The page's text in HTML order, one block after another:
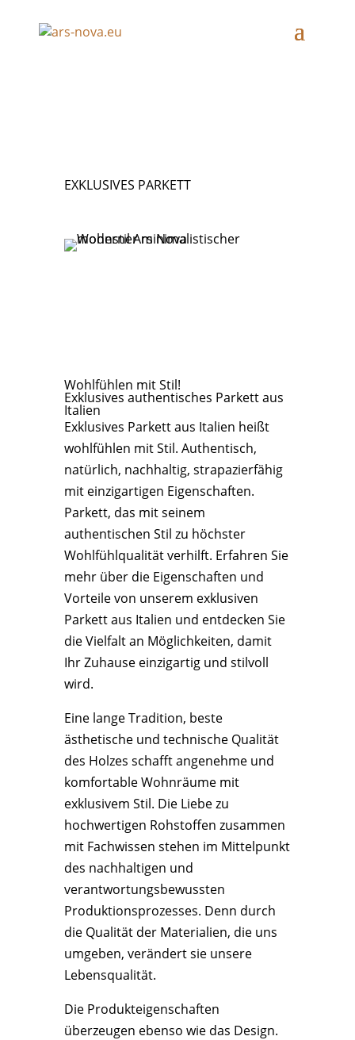
EXKLUSIVES PARKETT
Wohlfühlen mit Stil!
Exklusives authentisches Parkett aus
Italien
Exklusives Parkett aus Italien heißt
wohlfühlen mit Stil. Authentisch,
natürlich, nachhaltig, strapazierfähig
mit einzigartigen Eigenschaften.
Parkett, das mit seinem
authentischen Stil zu höchster
Wohlfühlqualität verhilft. Erfahren Sie
mehr über die Eigenschaften und
Vorteile von unserem exklusiven
Parkett aus Italien und entdecken Sie
die Vielfalt an Möglichkeiten, damit
Ihr Zuhause einzigartig und stilvoll
wird.
Eine lange Tradition, beste
ästhetische und technische Qualität
des Holzes schafft angenehme und
komfortable Wohnräume mit
exklusivem Stil. Die Liebe zu
hochwertigen Rohstoffen zusammen
mit Fachwissen stehen im Mittelpunkt
des nachhaltigen und
verantwortungsbewussten
Produktionsprozesses. Denn durch
die Qualität der Materialien, die uns
umgeben, verändert sie unsere
Lebensqualität.
Die Produkteigenschaften
überzeugen ebenso wie das Design.